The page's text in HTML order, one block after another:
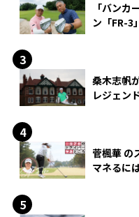
「バン
ン「FR-3
桑木志帆
レジェン
菅楓華 の
マネるに